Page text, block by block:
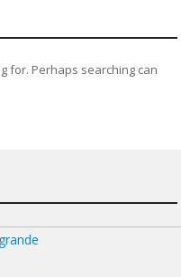
for. Perhaps searching can